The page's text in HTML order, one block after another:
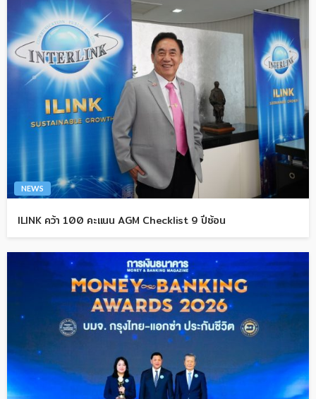
NEWS
ILINK คว้า 100 คะแนน AGM Checklist 9 ปีซ้อน